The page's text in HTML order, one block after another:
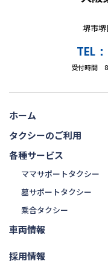
堺市
TEL
受付時間
ホーム
タクシーのご利用
各種サービス
ママサポートタクシー
墓サポートタクシー
乗合タクシー
車両情報
採用情報